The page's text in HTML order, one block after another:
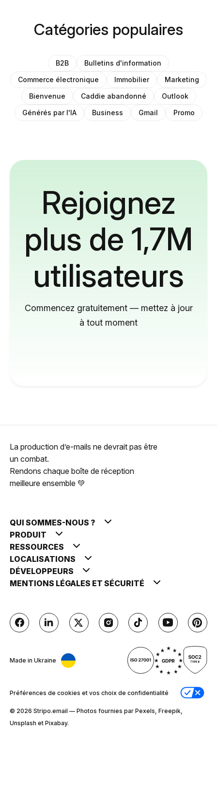
Catégories populaires
B2B
Bulletins d'information
Commerce électronique
Immobilier
Marketing
Bienvenue
Caddie abandonné
Outlook
Générés par l'IA
Business Gmail Promo
Rejoignez
plus de 1,7M
utilisateurs
Commencez gratuitement — mettez à jour
à tout moment
La production d’e-mails ne devrait pas être
un combat.
Rendons chaque boîte de réception
meilleure ensemble 💚
QUI SOMMES-NOUS ?
PRODUIT
RESSOURCES
LOCALISATIONS
DÉVELOPPEURS
MENTIONS LÉGALES ET SÉCURITÉ
Made in Ukraine
Préférences de cookies et vos choix de confidentialité
© 2026 Stripо.email — Photos fournies par Pexels, Freepik,
Unsplash et Pixabay.